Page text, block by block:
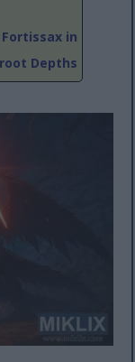
in
Depths